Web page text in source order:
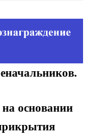
основании